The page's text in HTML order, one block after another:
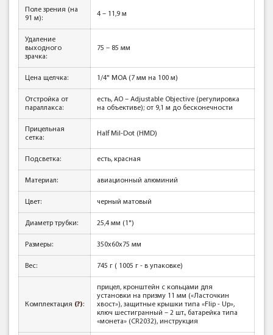
Поле зрения (на
91 м):
4 – 11,9 м
Удаление
выходного
зрачка:
75 – 85 мм
Цена щелчка: 1/4" MOA (7 мм на 100 м)
Отстройка от
параллакса:
есть, AO – Adjustable Objective (регулировка
на объективе); от 9,1 м до бесконечности
Прицельная
сетка:
Half Mil-Dot (НМD)
Подсветка: есть, красная
Материал: авиационный алюминий
Цвет: черный матовый
Диаметр трубки: 25,4 мм (1")
Размеры: 350х60х75 мм
Вес: 745 г ( 1005 г - в упаковке)
Комплектация (?):
прицел, кронштейн с кольцами для
установки на призму 11 мм («Ласточкин
хвост»), защитные крышки типа «Flip - Up»,
ключ шестигранный – 2 шт., батарейка типа
«монета» (CR2032), инструкция